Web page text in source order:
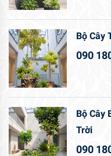
Bộ Cây
090
Bộ Cây
Trời
090